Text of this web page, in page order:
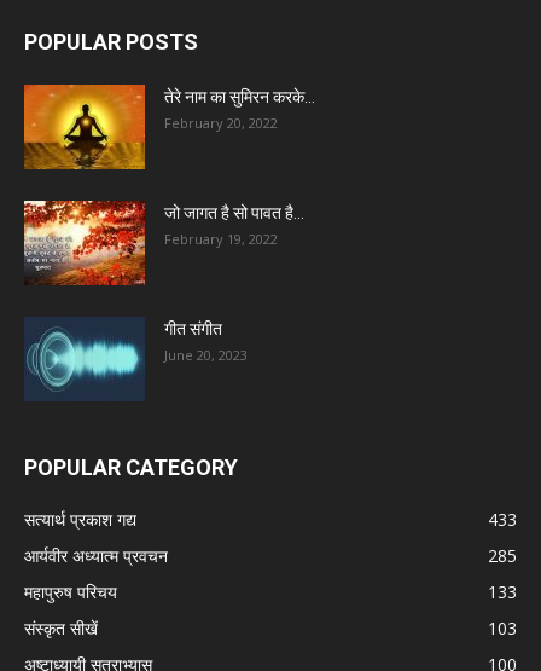
POPULAR POSTS
तेरे नाम का सुमिरन करके…
February 20, 2022
जो जागत है सो पावत है…
February 19, 2022
गीत संगीत
June 20, 2023
POPULAR CATEGORY
सत्यार्थ प्रकाश गद्य
433
आर्यवीर अध्यात्म प्रवचन
285
महापुरुष परिचय
133
संस्कृत सीखें
103
अष्टाध्यायी सूत्राभ्यास
100